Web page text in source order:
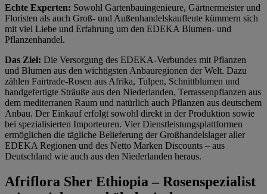
Echte Experten: Sowohl Gartenbauingenieure, Gärtnermeister und
Floristen als auch Groß- und Außenhandelskaufleute kümmern sich
mit viel Liebe und Erfahrung um den EDEKA Blumen- und
Pflanzenhandel.
Das Ziel: Die Versorgung des EDEKA-Verbundes mit Pflanzen
und Blumen aus den wichtigsten Anbauregionen der Welt. Dazu
zählen Fairtrade-Rosen aus Afrika, Tulpen, Schnittblumen und
handgefertigte Sträuße aus den Niederlanden, Terrassenpflanzen aus
dem mediterranen Raum und natürlich auch Pflanzen aus deutschem
Anbau. Der Einkauf erfolgt sowohl direkt in der Produktion sowie
bei spezialisierten Importeuren. Vier Dienstleistungsplattformen
ermöglichen die tägliche Belieferung der Großhandelslager aller
EDEKA Regionen und des Netto Marken Discounts – aus
Deutschland wie auch aus den Niederlanden heraus.
Afriflora Sher Ethiopia – Rosenspezialist